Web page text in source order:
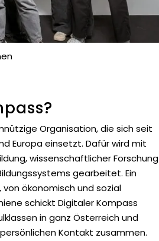
Organisation, die sich seit
Europa einsetzt. Dafür wird mit
wissenschaftlicher Forschung
gearbeitet. Ein
ökonomisch und sozial
schickt Digitaler Kompass
in ganz Österreich und
Kontakt zusammen.